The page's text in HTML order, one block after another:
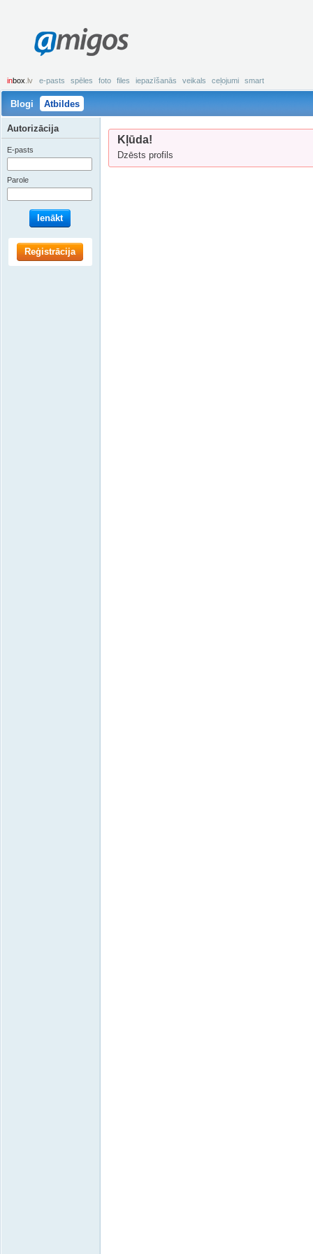
amigos
inbox .lv e-pasts spēles foto files iepazīšanās veikals ceļojumi smart
Blogi Atbildes
Kļūda!
Dzēsts profils
Autorizācija
E-pasts
Parole
Ienākt
Reģistrācija